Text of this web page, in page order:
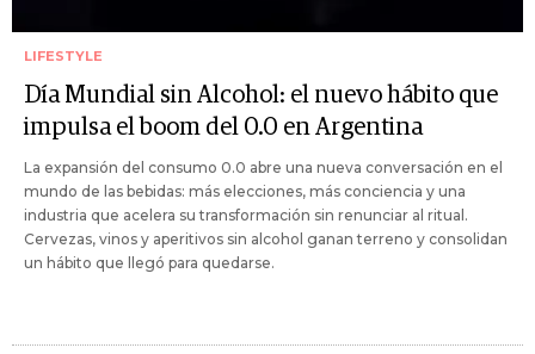
LIFESTYLE
Día Mundial sin Alcohol: el nuevo hábito que
impulsa el boom del 0.0 en Argentina
La expansión del consumo 0.0 abre una nueva conversación en el
mundo de las bebidas: más elecciones, más conciencia y una
industria que acelera su transformación sin renunciar al ritual.
Cervezas, vinos y aperitivos sin alcohol ganan terreno y consolidan
un hábito que llegó para quedarse.